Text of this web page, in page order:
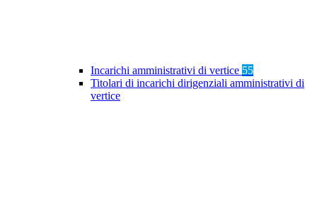
Incarichi amministrativi di vertice 55
Titolari di incarichi dirigenziali amministrativi di
vertice